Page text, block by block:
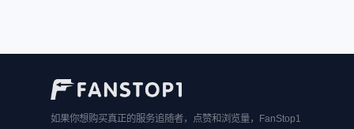
如果你想购买真正的服务追随者，点赞和浏览量，FanStop1